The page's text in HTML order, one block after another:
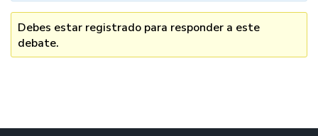
Debes estar registrado para responder a este
debate.